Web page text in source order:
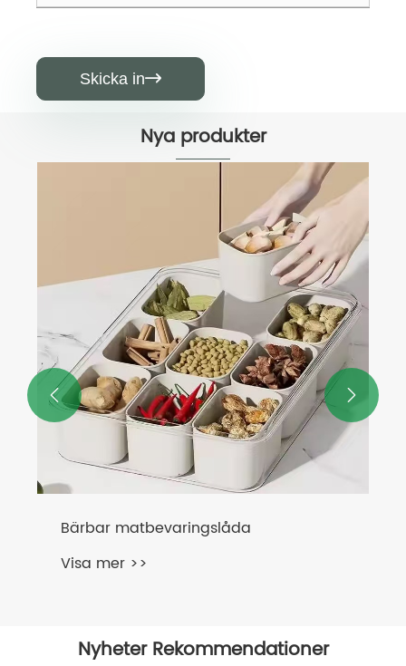
Skicka in
Nya produkter
Bärbar matbevaringslåda
Visa mer >>
 
Nyheter Rekommendationer